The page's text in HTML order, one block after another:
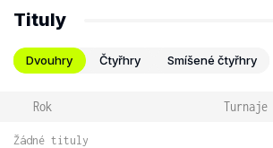
Tituly
Dvouhry Čtyřhry Smíšené čtyřhry
Rok Turnaje
Žádné tituly